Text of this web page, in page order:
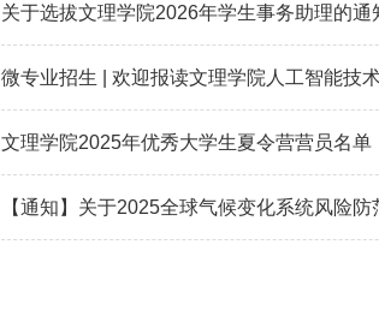
关于选拔文理学院2026年学生事务助理的通
微专业招生 | 欢迎报读文理学院人工智能技
文理学院2025年优秀大学生夏令营营员名单
【通知】关于2025全球气候变化系统风险